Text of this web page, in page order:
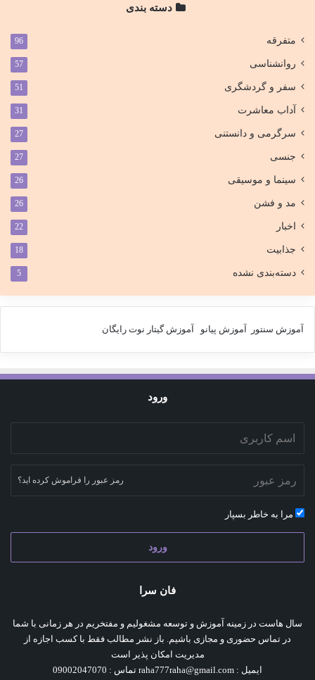
دسته بندی
متفرقه 96
روانشناسی 57
سفر و گردشگری 51
آداب معاشرت 31
سرگرمی و دانستنی 27
جنسی 27
سینما و موسیقی 26
مد و فشن 26
اخبار 22
جذابیت 18
دسته‌بندی نشده 5
آموزش سنتور آموزش پیانو آموزش گیتار نوت رایگان
ورود
رمز عبور را فراموش کرده اید؟
مرا به خاطر بسپار
ورود
فان سرا
سال هاست در زمینه آموزش و توسعه مشغولیم و مفتخریم در هر زمانی با شما
در تماس حضوری و مجازی باشیم. باز نشر مطالب فقط با کسب اجازه از
مدیریت امکان پذیر است
ایمیل : raha777raha@gmail.com تماس : 09002047070